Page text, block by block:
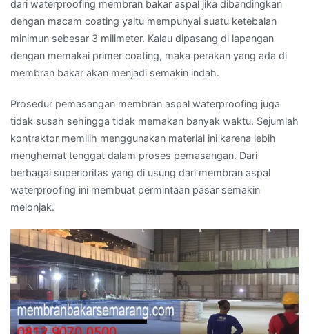
dari waterproofing membran bakar aspal jika dibandingkan
dengan macam coating yaitu mempunyai suatu ketebalan
minimun sebesar 3 milimeter. Kalau dipasang di lapangan
dengan memakai primer coating, maka perakan yang ada di
membran bakar akan menjadi semakin indah.
Prosedur pemasangan membran aspal waterproofing juga
tidak susah sehingga tidak memakan banyak waktu. Sejumlah
kontraktor memilih menggunakan material ini karena lebih
menghemat tenggat dalam proses pemasangan. Dari
berbagai superioritas yang di usung dari membran aspal
waterproofing ini membuat permintaan pasar semakin
melonjak.